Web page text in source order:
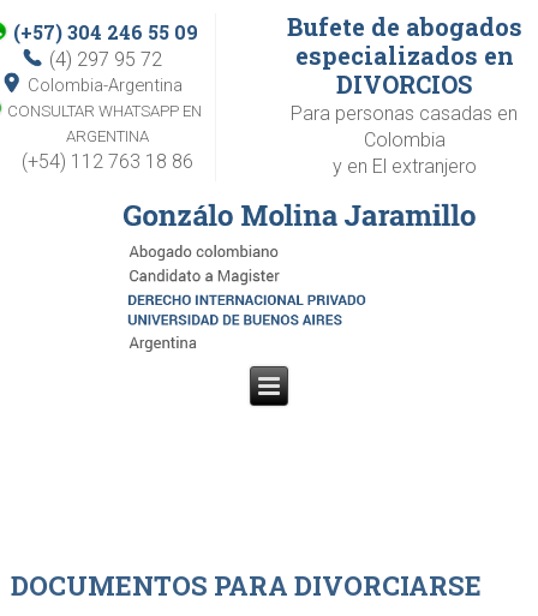
(+57) 304 246 55 09
(4) 297 95 72
Colombia-Argentina
CONSULTAR WHATSAPP EN
ARGENTINA
(+54) 112 763 18 86
Bufete de abogados
especializados en
DIVORCIOS
Para personas casadas en
Colombia
y en El extranjero
DOCUMENTOS PARA DIVORCIARSE